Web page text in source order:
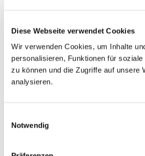
Diese Webseite verwendet Cookies
Wir verwenden Cookies, um Inhalte
personalisieren, Funktionen für soziale
zu können und die Zugriffe auf unsere
analysieren.
Notwendig
Routinierter Umgang mit den
Anwendungen sowie fundierte
Ausgeprägtes
strukturierte Arbeitsweise